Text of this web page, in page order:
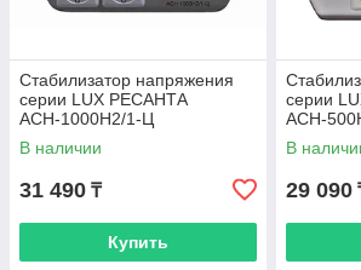
Стабилизатор напряжения
серии LUX РЕСАНТА
АСН-1000Н2/1-Ц
В наличии
31 490 ₸
Купить
серии
АСН-
В
29 090